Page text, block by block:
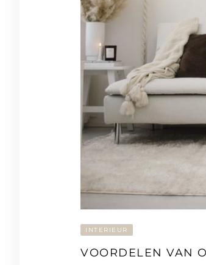
INTERIEUR
VOORDELEN VAN